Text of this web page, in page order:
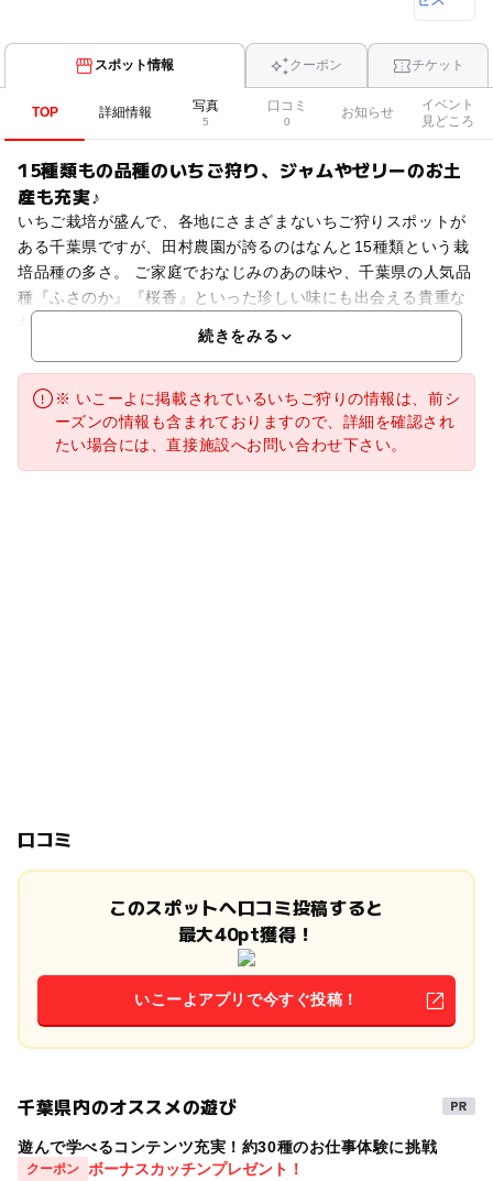
スポット情報 クーポン チケット
TOP 詳細情報 写真
5
口コミ
0
お知らせ
イベント
見どころ
15種類もの品種のいちご狩り、ジャムやゼリーのお土
産も充実♪
いちご栽培が盛んで、各地にさまざまないちご狩りスポットが
ある千葉県ですが、田村農園が誇るのはなんと15種類という栽
培品種の多さ。 ご家庭でおなじみのあの味や、千葉県の人気品
種『ふさのか』『桜香』といった珍しい味にも出会える貴重な
お出かけスポットです。 30分の食べ放題はできるだけ
続きをみる
※ いこーよに掲載されているいちご狩りの情報は、前シ
ーズンの情報も含まれておりますので、詳細を確認され
たい場合には、直接施設へお問い合わせ下さい。
口コミ
このスポットへ口コミ投稿すると
最大40pt獲得！
いこーよアプリで今すぐ投稿！
千葉県内のオススメの遊び
遊んで学べるコンテンツ充実！約30種のお仕事体験に挑戦
クーポン ボーナスカッチンプレゼント！